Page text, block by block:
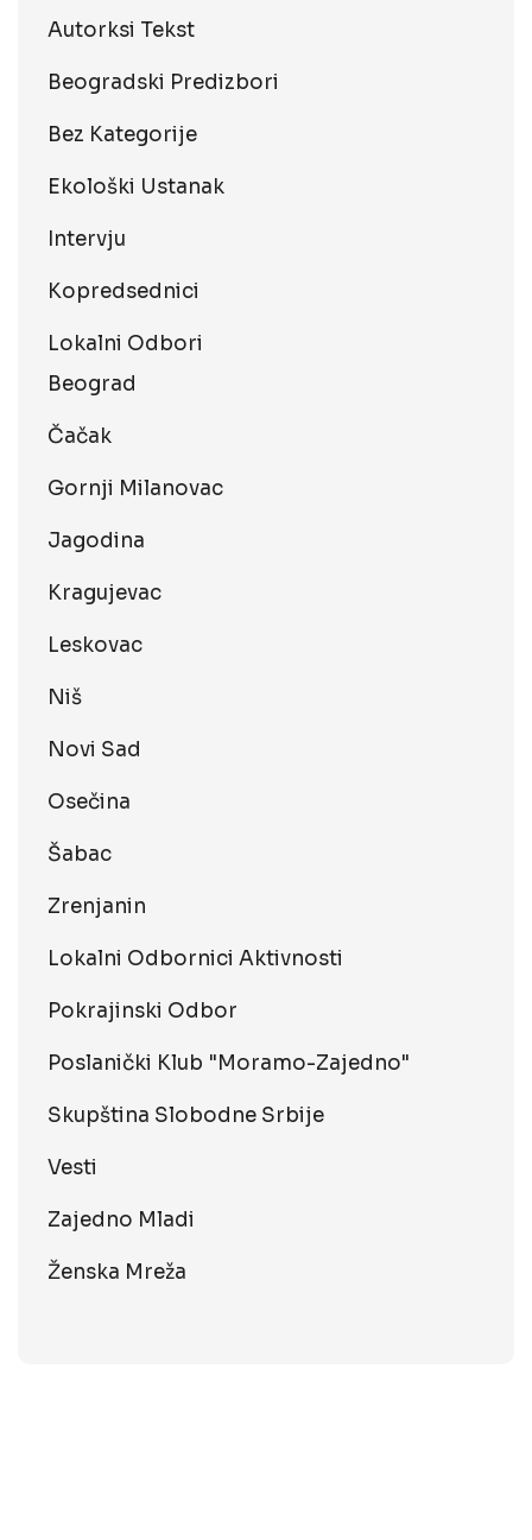
Autorksi Tekst
Beogradski Predizbori
Bez Kategorije
Ekološki Ustanak
Intervju
Kopredsednici
Lokalni Odbori
Beograd
Čačak
Gornji Milanovac
Jagodina
Kragujevac
Leskovac
Niš
Novi Sad
Osečina
Šabac
Zrenjanin
Lokalni Odbornici Aktivnosti
Pokrajinski Odbor
Poslanički Klub "Moramo-Zajedno"
Skupština Slobodne Srbije
Vesti
Zajedno Mladi
Ženska Mreža